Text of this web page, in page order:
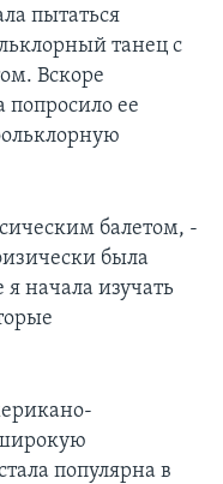
пытаться
танец с
Вскоре
попросило ее
балетом, -
была
начала изучать
популярна в